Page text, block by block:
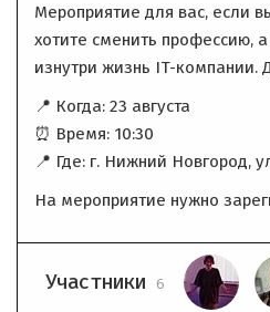
Мероприятие для вас, если
хотите сменить профессию,
изнутри жизнь IT-компании.
📍 Когда: 23 августа
⏰ Время: 10:30
📍 Где: г. Нижний Новгород,
На мероприятие нужно
Участники 6